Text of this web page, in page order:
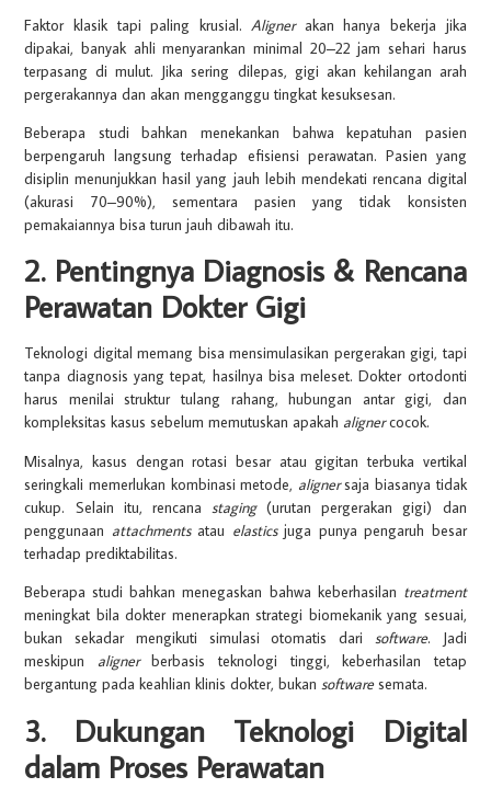
Faktor klasik tapi paling krusial. Aligner akan hanya bekerja jika
dipakai, banyak ahli menyarankan minimal 20–22 jam sehari harus
terpasang di mulut. Jika sering dilepas, gigi akan kehilangan arah
pergerakannya dan akan mengganggu tingkat kesuksesan.
Beberapa studi bahkan menekankan bahwa kepatuhan pasien
berpengaruh langsung terhadap efisiensi perawatan. Pasien yang
disiplin menunjukkan hasil yang jauh lebih mendekati rencana digital
(akurasi 70–90%), sementara pasien yang tidak konsisten
pemakaiannya bisa turun jauh dibawah itu.
2. Pentingnya Diagnosis & Rencana
Perawatan Dokter Gigi
Teknologi digital memang bisa mensimulasikan pergerakan gigi, tapi
tanpa diagnosis yang tepat, hasilnya bisa meleset. Dokter ortodonti
harus menilai struktur tulang rahang, hubungan antar gigi, dan
kompleksitas kasus sebelum memutuskan apakah alignercocok.
Misalnya, kasus dengan rotasi besar atau gigitan terbuka vertikal
seringkali memerlukan kombinasi metode, alignersaja biasanya tidak
cukup. Selain itu, rencana staging(urutan pergerakan gigi) dan
penggunaan attachmentsatau elasticsjuga punya pengaruh besar
terhadap prediktabilitas.
Beberapa studi bahkan menegaskan bahwa keberhasilan treatment
meningkat bila dokter menerapkan strategi biomekanik yang sesuai,
bukan sekadar mengikuti simulasi otomatis dari software. Jadi
meskipun alignerberbasis teknologi tinggi, keberhasilan tetap
bergantung pada keahlian klinis dokter, bukansoftwaresemata.
3. Dukungan Teknologi Digital
dalam Proses Perawatan